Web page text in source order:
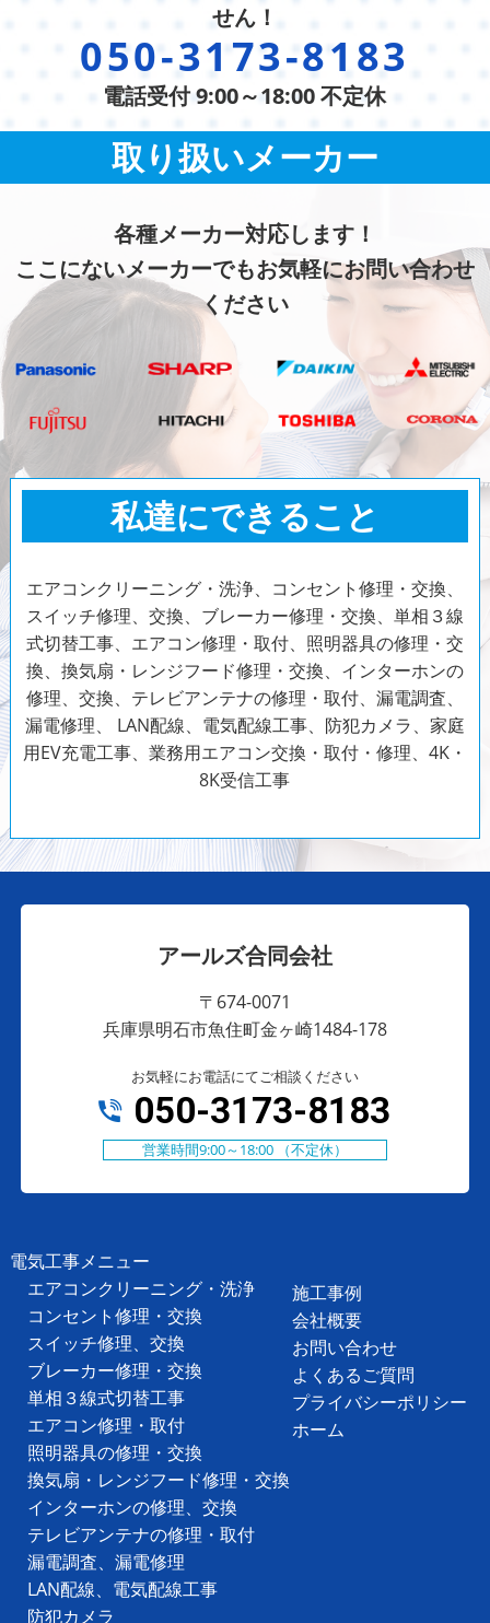
せん！
050-3173-8183
電話受付 9:00～18:00 不定休
取り扱いメーカー
各種メーカー対応します！
ここにないメーカーでもお気軽にお問い合わせ
ください
私達にできること
エアコンクリーニング・洗浄、コンセント修理・交換、
スイッチ修理、交換、ブレーカー修理・交換、単相３線
式切替工事、エアコン修理・取付、照明器具の修理・交
換、換気扇・レンジフード修理・交換、インターホンの
修理、交換、テレビアンテナの修理・取付、漏電調査、
漏電修理、 LAN配線、電気配線工事、防犯カメラ、家庭
用EV充電工事、業務用エアコン交換・取付・修理、4K・
8K受信工事
アールズ合同会社
〒674-0071
兵庫県明石市魚住町金ヶ崎1484-178
お気軽にお電話にてご相談ください
050-3173-8183
営業時間9:00～18:00 （不定休）
電気工事メニュー
エアコンクリーニング・洗浄
コンセント修理・交換
スイッチ修理、交換
ブレーカー修理・交換
単相３線式切替工事
エアコン修理・取付
照明器具の修理・交換
換気扇・レンジフード修理・交換
インターホンの修理、交換
テレビアンテナの修理・取付
漏電調査、漏電修理
LAN配線、電気配線工事
防犯カメラ
施工事例
会社概要
お問い合わせ
よくあるご質問
プライバシーポリシー
ホーム